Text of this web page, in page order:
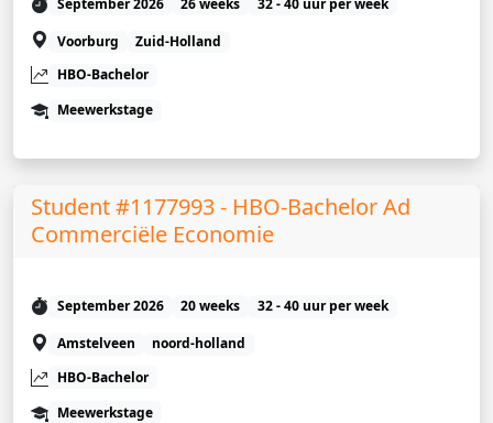
September 2026 26 weeks
32 - 40 uur per week
Voorburg
Zuid-Holland
HBO-Bachelor
Meewerkstage
Student #1177993 - HBO-Bachelor Ad
Commerciële Economie
September 2026 20 weeks
32 - 40 uur per week
Amstelveen
noord-holland
HBO-Bachelor
Meewerkstage